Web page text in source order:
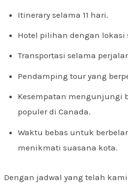
Itinerary selama 11 hari.
Hotel pilihan dengan lokasi
Transportasi selama
Pendamping tour yang
Kesempatan mengunjungi
populer di Canada.
Waktu bebas untuk
menikmati suasana kota.
Dengan jadwal yang telah